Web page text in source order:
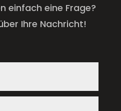
einfach eine Frage?
Ihre Nachricht!